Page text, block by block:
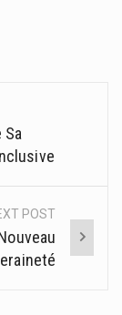
Sa
POST